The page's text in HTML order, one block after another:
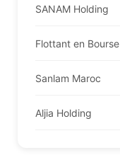
SANAM Holding
Flottant en Bourse
Sanlam Maroc
Aljia Holding